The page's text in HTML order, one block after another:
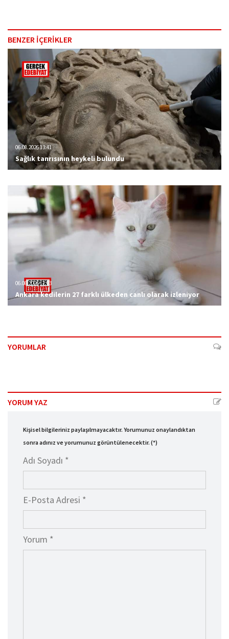
BENZER İÇERİKLER
06.08.2026 13:41
Sağlık tanrısının heykeli bulundu
06.08.2026 12:23
Ankara kedilerin 27 farklı ülkeden canlı olarak izleniyor
YORUMLAR
YORUM YAZ
Kişisel bilgileriniz paylaşılmayacaktır. Yorumunuz onaylandıktan
sonra adınız ve yorumunuz görüntülenecektir. (*)
Adı Soyadı *
E-Posta Adresi *
Yorum *